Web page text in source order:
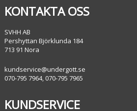
KONTAKTA OSS
SVHH AB
Pershyttan Björklunda 184
713 91 Nora
kundservice@undergott.se
070-795 7964, 070-795 7965
KUNDSERVICE